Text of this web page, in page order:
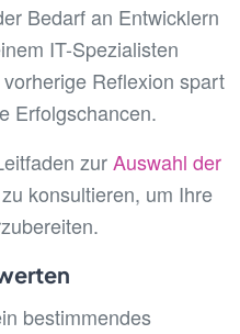
Bedarf an Entwicklern
IT-Spezialisten
Reflexion spart
Erfolgschancen.
zurAuswahl der
zu konsultieren, um Ihre
bestimmendes